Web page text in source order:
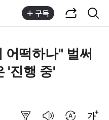
구독
어떡하나" 벌써
'진행 중'